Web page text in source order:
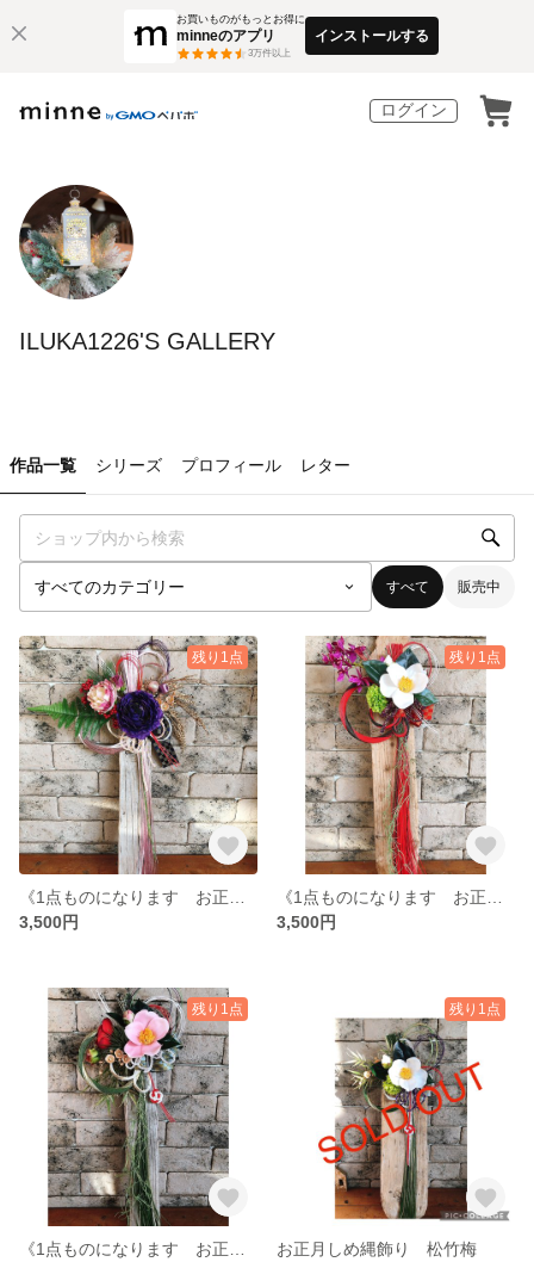
お買いものがもっとお得に
minneのアプリ
3万件以上
インストールする
ログイン
ILUKA1226'S GALLERY
作品一覧 シリーズ プロフィール レター
すべて 販売中
残り1点
3,500円
残り1点
3,500円
残り1点 残り1点
お正月しめ縄飾り 松竹梅